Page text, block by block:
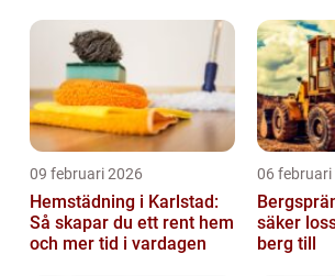
09 februari 2026
Hemstädning i Karlstad:
Så skapar du ett rent hem
och mer tid i vardagen
06 februari
säker
berg till